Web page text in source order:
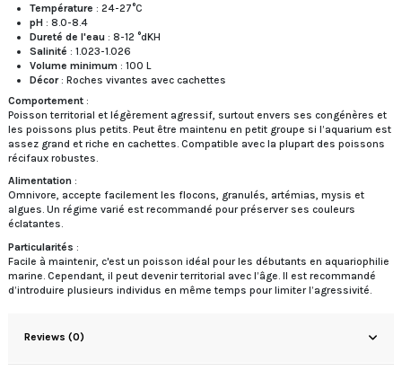
Température : 24-27°C
pH : 8.0-8.4
Dureté de l'eau : 8-12 °dKH
Salinité : 1.023-1.026
Volume minimum : 100 L
Décor: Roches vivantes avec cachettes
Comportement :
Poisson territorial et légèrement agressif, surtout envers ses congénères et
les poissons plus petits. Peut être maintenu en petit groupe si l’aquarium est
assez grand et riche en cachettes. Compatible avec la plupart des poissons
récifaux robustes.
Alimentation :
Omnivore, accepte facilement les flocons, granulés, artémias, mysis et
algues. Un régime varié est recommandé pour préserver ses couleurs
éclatantes.
Particularités :
Facile à maintenir, c'est un poisson idéal pour les débutants en aquariophilie
marine. Cependant, il peut devenir territorial avec l’âge. Il est recommandé
d’introduire plusieurs individus en même temps pour limiter l’agressivité.
Reviews (0)